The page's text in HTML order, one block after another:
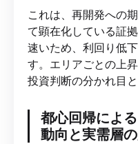
これは、再開発への
て顕在化している証
速いため、利回り低
す。エリアごとの上
投資判断の分かれ目と
都心回帰によ
動向と実需層